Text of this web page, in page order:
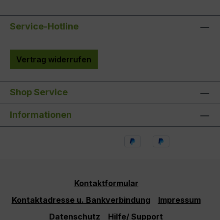
Service-Hotline
Vertrag widerrufen
Shop Service
Informationen
Kontaktformular
Kontaktadresse u. Bankverbindung
Impressum
Datenschutz
Hilfe/ Support